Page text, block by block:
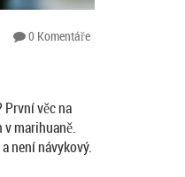
0 Komentáře
První věc na
v marihuaně.
není návykový.